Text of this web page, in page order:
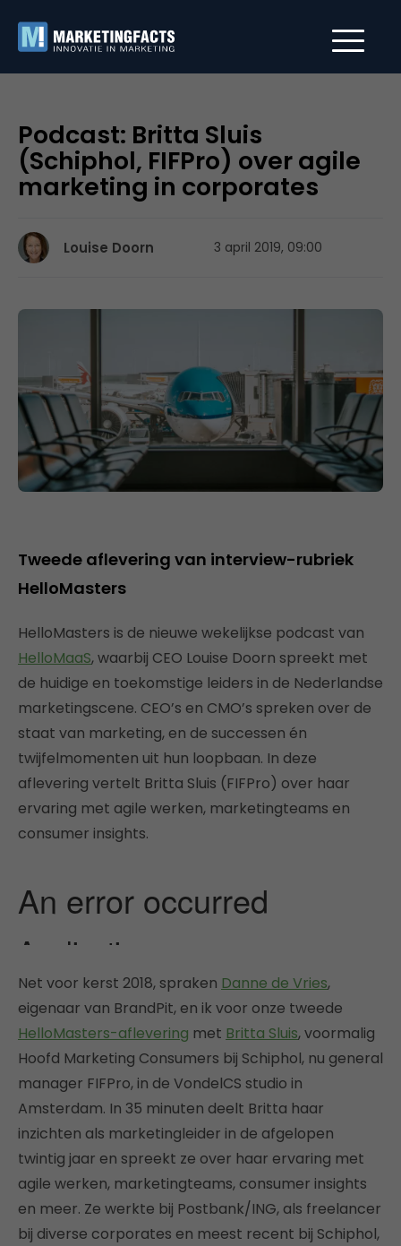
Podcast: Britta Sluis
(Schiphol, FIFPro) over agile
marketing in corporates
Louise Doorn 3 april 2019, 09:00
Tweede aflevering van interview-rubriek
HelloMasters
HelloMasters is de nieuwe wekelijkse podcast van
HelloMaaS, waarbij CEO Louise Doorn spreekt met
de huidige en toekomstige leiders in de Nederlandse
marketingscene. CEO’s en CMO’s spreken over de
staat van marketing, en de successen én
twijfelmomenten uit hun loopbaan. In deze
aflevering vertelt Britta Sluis (FIFPro) over haar
ervaring met agile werken, marketingteams en
consumer insights.
Net voor kerst 2018, spraken Danne de Vries,
eigenaar van BrandPit, en ik voor onze tweede
HelloMasters-aflevering met Britta Sluis, voormalig
Hoofd Marketing Consumers bij Schiphol, nu general
manager FIFPro, in de VondelCS studio in
Amsterdam. In 35 minuten deelt Britta haar
inzichten als marketingleider in de afgelopen
twintig jaar en spreekt ze over haar ervaring met
agile werken, marketingteams, consumer insights
en meer. Ze werkte bij Postbank/ING, als freelancer
bij diverse corporates en meest recent bij Schiphol,